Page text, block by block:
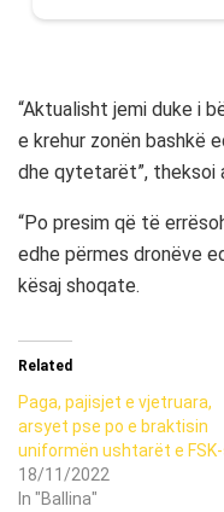
“Aktualisht jemi duke i
e krehur zonën bashkë
dhe qytetarët”, theksoi
“Po presim që të
edhe përmes dronëve
kësaj shoqate.
Related
Paga, pajisjet e vjetruara,
arsyet pse po e braktisin
uniformën ushtarët e
18/11/2022
In "Ballina"